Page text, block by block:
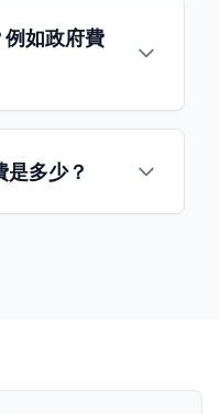
如政府費
多少？